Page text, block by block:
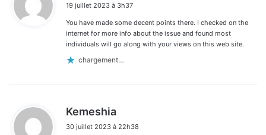
t
:
19 juillet 2023 à 3h37
You have made some decent points there. I checked on the
internet for more info about the issue and found most
individuals will go along with your views on this web site.
chargement…
Kemeshia
t
30 juillet 2023 à 22h38